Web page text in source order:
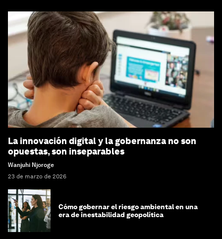
La innovación digital y la gobernanza no son
opuestas, son inseparables
Wanjuhi Njoroge
23 de marzo de 2026
Cómo gobernar el riesgo ambiental en una
era de inestabilidad geopolítica